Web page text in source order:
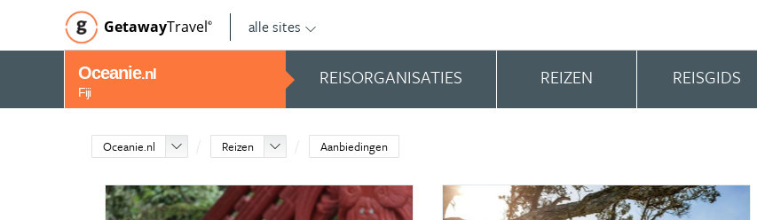
GetawayTravel© alle sites
Oceanie.nl
Fiji
REISORGANISATIES REIZEN REISGIDS
Oceanie.nl Reizen Aanbiedingen